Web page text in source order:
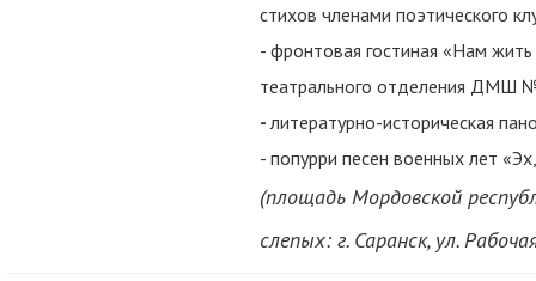
стихов членами поэтического
- фронтовая гостиная «Нам
театрального отделения ДМШ
-литературно-историческая
- попурри песен военных лет
(площадь Мордовской
слепых: г. Саранск, ул.